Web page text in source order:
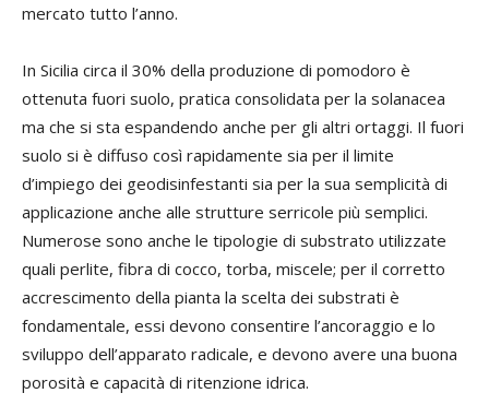
mercato tutto l’anno.
In Sicilia circa il 30% della produzione di pomodoro è
ottenuta fuori suolo, pratica consolidata per la solanacea
ma che si sta espandendo anche per gli altri ortaggi. Il fuori
suolo si è diffuso così rapidamente sia per il limite
d’impiego dei geodisinfestanti sia per la sua semplicità di
applicazione anche alle strutture serricole più semplici.
Numerose sono anche le tipologie di substrato utilizzate
quali perlite, fibra di cocco, torba, miscele; per il corretto
accrescimento della pianta la scelta dei substrati è
fondamentale, essi devono consentire l’ancoraggio e lo
sviluppo dell’apparato radicale, e devono avere una buona
porosità e capacità di ritenzione idrica.